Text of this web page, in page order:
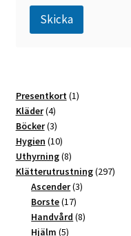
-
o
Skicka
e
r
n
a
t
i
v
e
Presentkort 11
Kläder 44
produkter
Böcker 33
produkter
Hygien 1010
produkter
Uthyrning 88
produkter
Klätterutrustning 297297
Ascender 33
Borste 1717
produkter
Handvård 88
Hjälm 55